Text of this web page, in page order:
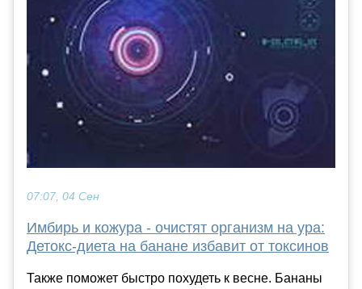
07:07, 04 Сен
Имбирь и кожура - очистят организм на ура:
Детокс-диета на банане избавит от токсинов
Также поможет быстро похудеть к весне. Бананы